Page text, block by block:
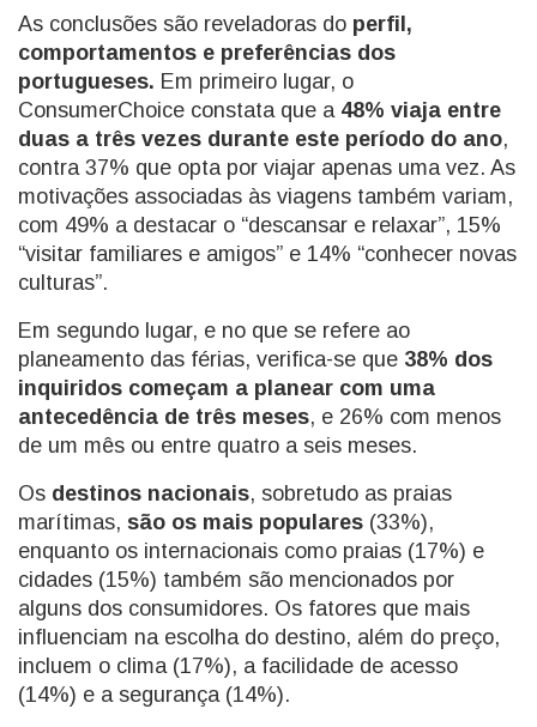
As conclusões são reveladoras do perfil,
comportamentos e preferências dos
portugueses. Em primeiro lugar, o
ConsumerChoice constata que a 48% viaja entre
duas a três vezes durante este período do ano,
contra 37% que opta por viajar apenas uma vez. As
motivações associadas às viagens também variam,
com 49% a destacar o “descansar e relaxar”, 15%
“visitar familiares e amigos” e 14% “conhecer novas
culturas”.
Em segundo lugar, e no que se refere ao
planeamento das férias, verifica-se que 38% dos
inquiridos começam a planear com uma
antecedência de três meses, e 26% com menos
de um mês ou entre quatro a seis meses.
Os destinos nacionais, sobretudo as praias
marítimas, são os mais populares (33%),
enquanto os internacionais como praias (17%) e
cidades (15%) também são mencionados por
alguns dos consumidores. Os fatores que mais
influenciam na escolha do destino, além do preço,
incluem o clima (17%), a facilidade de acesso
(14%) e a segurança (14%).